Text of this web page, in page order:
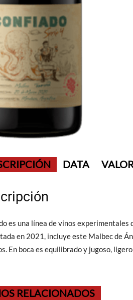
DATA
es una línea de vinos experimentales
en 2021, incluye este Malbec de
En boca es equilibrado y jugoso,
RELACIONADOS